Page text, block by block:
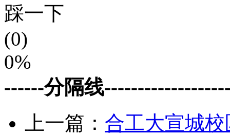
踩一下
(0)
0%
------分隔线
上一篇： 合工大宣城